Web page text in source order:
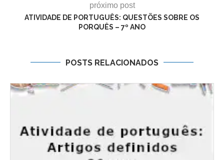
próximo post
ATIVIDADE DE PORTUGUÊS: QUESTÕES SOBRE OS
PORQUÊS – 7º ANO
POSTS RELACIONADOS